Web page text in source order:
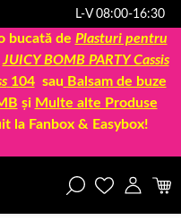
L-V 08:00-16:30
bucată de Plasturi pentru
JUICY BOMB PARTY Cassis
104sau Balsam de buze
și Multe alte Produse
la Fanbox & Easybox!